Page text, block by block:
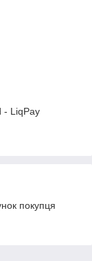
- LiqPay
покупця